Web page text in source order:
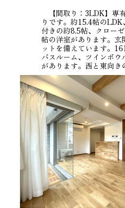
【間取り：3LDK】専
りです。約15.4帖のLDK
付きの約8.5帖、クロー
帖の洋室があります。玄
ットを備えています。
バスルーム、ツインボウ
があります。西と東向き